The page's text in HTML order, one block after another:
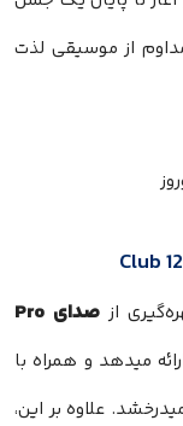
از موسیقی لذت
از
صدای Pro
میدهد و همراه با
علاوه بر این،